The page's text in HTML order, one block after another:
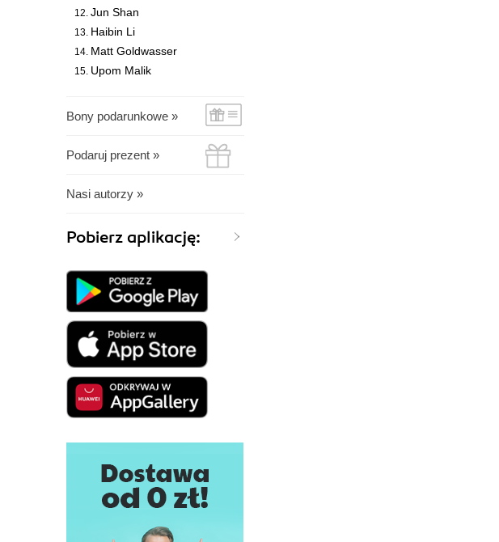
Jun Shan
Haibin Li
Matt Goldwasser
Upom Malik
Bony podarunkowe »
Podaruj prezent »
Nasi autorzy »
Pobierz aplikację: